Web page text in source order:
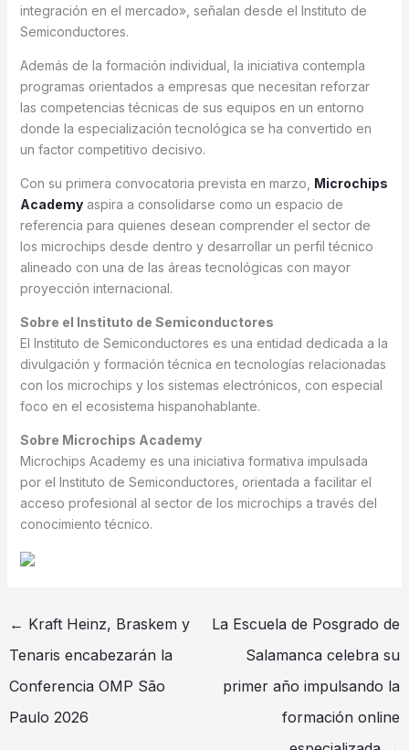
integración en el mercado», señalan desde el Instituto de
Semiconductores.
Además de la formación individual, la iniciativa contempla
programas orientados a empresas que necesitan reforzar
las competencias técnicas de sus equipos en un entorno
donde la especialización tecnológica se ha convertido en
un factor competitivo decisivo.
Con su primera convocatoria prevista en marzo, Microchips
Academyaspira a consolidarse como un espacio de
referencia para quienes desean comprender el sector de
los microchips desde dentro y desarrollar un perfil técnico
alineado con una de las áreas tecnológicas con mayor
proyección internacional.
Sobre el Instituto de Semiconductores
El Instituto de Semiconductores es una entidad dedicada a la
divulgación y formación técnica en tecnologías relacionadas
con los microchips y los sistemas electrónicos, con especial
foco en el ecosistema hispanohablante.
Sobre Microchips Academy
Microchips Academy es una iniciativa formativa impulsada
por el Instituto de Semiconductores, orientada a facilitar el
acceso profesional al sector de los microchips a través del
conocimiento técnico.
← Kraft Heinz, Braskem y
Tenaris encabezarán la
Conferencia OMP São
Paulo 2026
La Escuela de Posgrado de
Salamanca celebra su
primer año impulsando la
formación online